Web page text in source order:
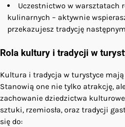
Uczestnictwo w warsztatach
kulinarnych – aktywnie
przekazujesz tradycję
Rola kultury i tradycji w
Kultura i tradycja w turystyce
Stanowią one nie tylko atrakcję,
zachowanie dziedzictwa
sztuki, rzemiosła, oraz tradycji
się do: